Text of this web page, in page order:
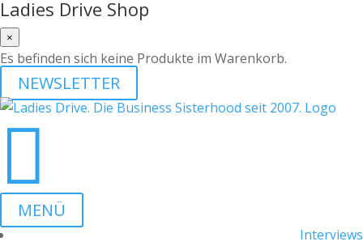
Ladies Drive Shop
×
Es befinden sich keine Produkte im Warenkorb.
NEWSLETTER

MENÜ
Interviews